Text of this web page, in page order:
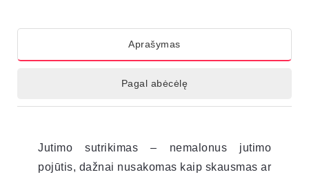
Aprašymas
Pagal abėcėlę
Jutimo sutrikimas – nemalonus jutimo
pojūtis, dažnai nusakomas kaip skausmas ar